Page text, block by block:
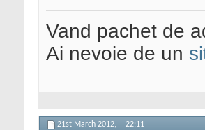
Vand pachet de
Ai nevoie de un
21st March 2012, 22:11